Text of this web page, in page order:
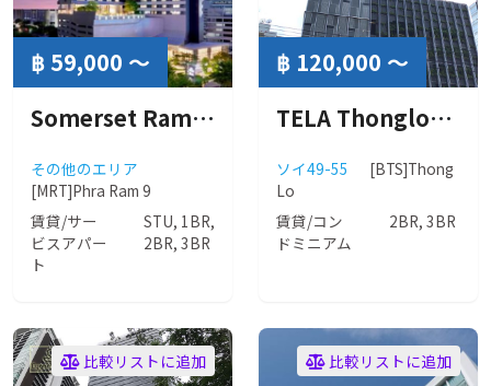
฿ 59,000 ～
Somerset Rama 9 Bangkok ( サマーセット ラマ 9 バンコク )
その他のエリア
[MRT]Phra Ram 9
賃貸/サー
ビスアパー
ト
STU, 1BR,
2BR, 3BR
฿ 120,000 ～
TELA Thonglor ( テラ トンロー )
ソイ49-55
[BTS]Thong
Lo
賃貸/コン
ドミニアム
2BR, 3BR
比較リストに追加 比較リストに追加